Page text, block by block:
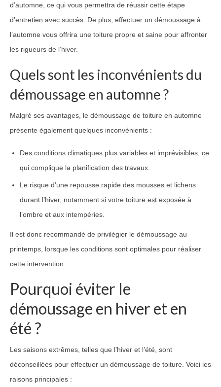
d’automne, ce qui vous permettra de réussir cette étape
d’entretien avec succès. De plus, effectuer un démoussage à
l’automne vous offrira une toiture propre et saine pour affronter
les rigueurs de l’hiver.
Quels sont les inconvénients du
démoussage en automne ?
Malgré ses avantages, le démoussage de toiture en automne
présente également quelques inconvénients :
Des conditions climatiques plus variables et imprévisibles, ce
qui complique la planification des travaux.
Le risque d’une repousse rapide des mousses et lichens
durant l’hiver, notamment si votre toiture est exposée à
l’ombre et aux intempéries.
Il est donc recommandé de privilégier le démoussage au
printemps, lorsque les conditions sont optimales pour réaliser
cette intervention.
Pourquoi éviter le
démoussage en hiver et en
été ?
Les saisons extrêmes, telles que l’hiver et l’été, sont
déconseillées pour effectuer un démoussage de toiture. Voici les
raisons principales :